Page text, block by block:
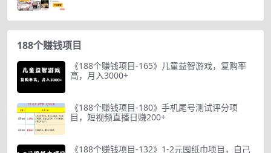
188个赚钱项目
《188个赚钱项目-165》儿童益智游戏，复购率
高，月入3000+
《188个赚钱项目-180》手机尾号测试评分项
目，短视频直播日赚200+
《188个赚钱项目-132》1-2元囤纸巾项目，自己